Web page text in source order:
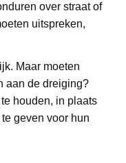
over straat of
uitspreken,
Maar moeten
aan de dreiging?
houden, in plaats
geven voor hun